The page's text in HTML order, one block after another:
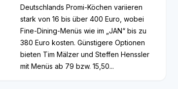
Deutschlands Promi-Köchen variieren
stark von 16 bis über 400 Euro, wobei
Fine-Dining-Menüs wie im „JAN“ bis zu
380 Euro kosten. Günstigere Optionen
bieten Tim Mälzer und Steffen Henssler
mit Menüs ab 79 bzw. 15,50...